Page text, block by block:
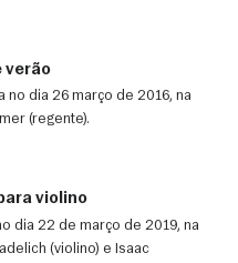
verão
no dia 26 março de 2016, na
(regente).
violino
(violino) e Isaac